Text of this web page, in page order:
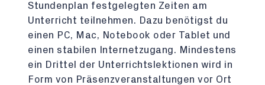
Stundenplan festgelegten Zeiten am
Unterricht teilnehmen. Dazu benötigst du
einen PC, Mac, Notebook oder Tablet und
einen stabilen Internetzugang. Mindestens
ein Drittel der Unterrichtslektionen wird in
Form von Präsenzveranstaltungen vor Ort